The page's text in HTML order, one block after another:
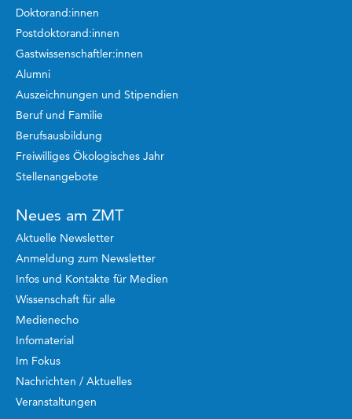
Doktorand:innen
Postdoktorand:innen
Gastwissenschaftler:innen
Alumni
Auszeichnungen und Stipendien
Beruf und Familie
Berufsausbildung
Freiwilliges Ökologisches Jahr
Stellenangebote
Neues am ZMT
Aktuelle Newsletter
Anmeldung zum Newsletter
Infos und Kontakte für Medien
Wissenschaft für alle
Medienecho
Infomaterial
Im Fokus
Nachrichten / Aktuelles
Veranstaltungen